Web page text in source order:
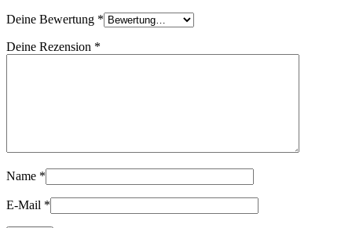
Deine Bewertung *
Deine Rezension *
Name *
E-Mail *